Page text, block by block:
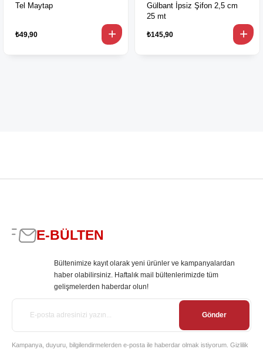
Tel Maytap
₺49,90
Gülbant İpsiz Şifon 2,5 cm
25 mt
₺145,90
E-BÜLTEN
Bültenimize kayıt olarak yeni ürünler ve kampanyalardan
haber olabilirsiniz. Haftalık mail bültenlerimizde tüm
gelişmelerden haberdar olun!
Gönder
Kampanya, duyuru, bilgilendirmelerden e-posta ile haberdar olmak istiyorum. Gizlilik